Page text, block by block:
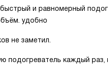
и равномерный
удобно
не заметил.
подогреватель каждый